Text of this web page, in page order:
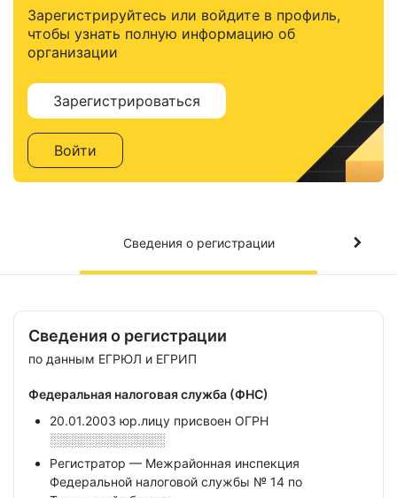
Зарегистрируйтесь или войдите в профиль,
чтобы узнать полную информацию об
организации
Зарегистрироваться
Войти
Сведения о регистрации
Сведения о регистрации
по данным ЕГРЮЛ и ЕГРИП
Федеральная налоговая служба (ФНС)
20.01.2003 юр.лицу присвоен ОГРН
░░░░░░░░░░░░░
Регистратор — Межрайонная инспекция
Федеральной налоговой службы № 14 по